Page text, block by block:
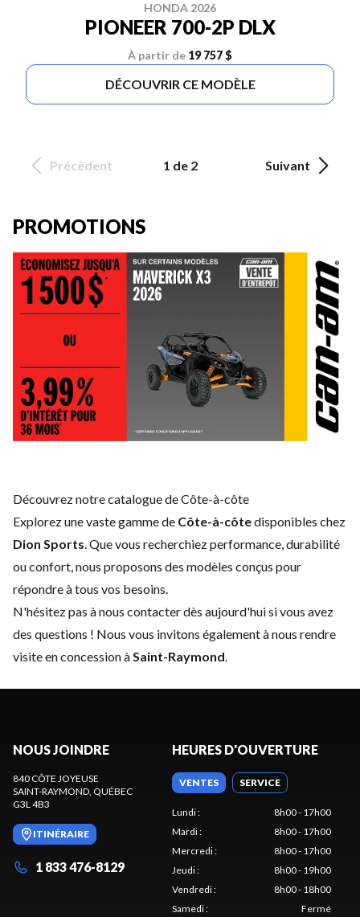
HONDA 2026
PIONEER 700-2P DLX
À partir de 19 757 $
DÉCOUVRIR CE MODÈLE
Précédent 1 de 2 Suivant
PROMOTIONS
Découvrez notre catalogue de Côte-à-côte
Explorez une vaste gamme de Côte-à-côtedisponibles chez
Dion Sports . Que vous recherchiez performance, durabilité
ou confort, nous proposons des modèles conçus pour
répondre à tous vos besoins.
N'hésitez pas ànous contacterdès aujourd'hui si vous avez
des questions ! Nous vous invitons également à nous rendre
visite en concession à Saint-Raymond
NOUS JOINDRE
840 CÔTE JOYEUSE
SAINT-RAYMOND , QUÉBEC
G3L 4B3
ITINÉRAIRE
1 833 476-8129
HEURES D'OUVERTURE
VENTES SERVICE
Lundi:
8h00 - 17h00
Mardi:
8h00 - 17h00
Mercredi:
8h00 - 17h00
Jeudi:
8h00 - 19h00
Vendredi:
8h00 - 18h00
Samedi: Fermé